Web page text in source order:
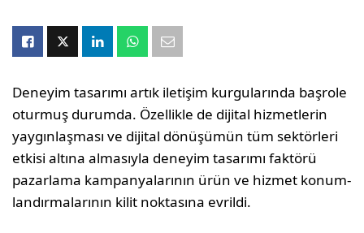
Deneyim tasarımı artık iletişim kurgularında başrole
oturmuş durumda. Özellikle de dijital hiz­metlerin
yaygınlaşması ve dijital dönüşümün tüm sektörleri
etkisi altına almasıyla deneyim tasarımı faktörü
pazar­lama kampanyalarının ürün ve hizmet konum­
landırmalarının kilit noktasına evrildi.